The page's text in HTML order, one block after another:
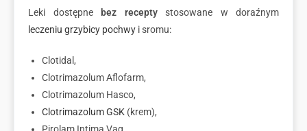
Leki dostępne bez recepty stosowane w doraźnym
leczeniu grzybicy pochwy i sromu:
Clotidal,
Clotrimazolum Aflofarm,
Clotrimazolum Hasco,
Clotrimazolum GSK (krem),